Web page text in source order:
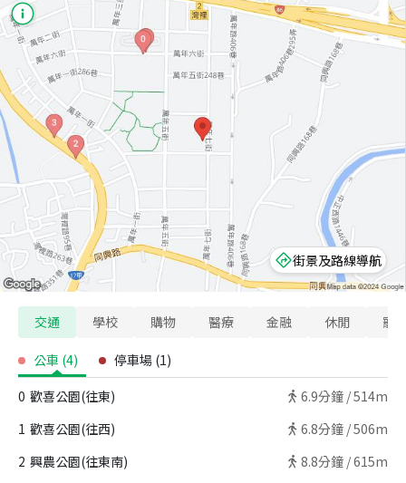
街景及路線導航
交通 學校 購物 醫療 金融 休閒 寵
公車 (4) 停車場 (1)
0 歡喜公園(往東) 6.9分鐘 /514m
1 歡喜公園(往西) 6.8分鐘 /506m
2 興農公園(往東南) 8.8分鐘 /615m